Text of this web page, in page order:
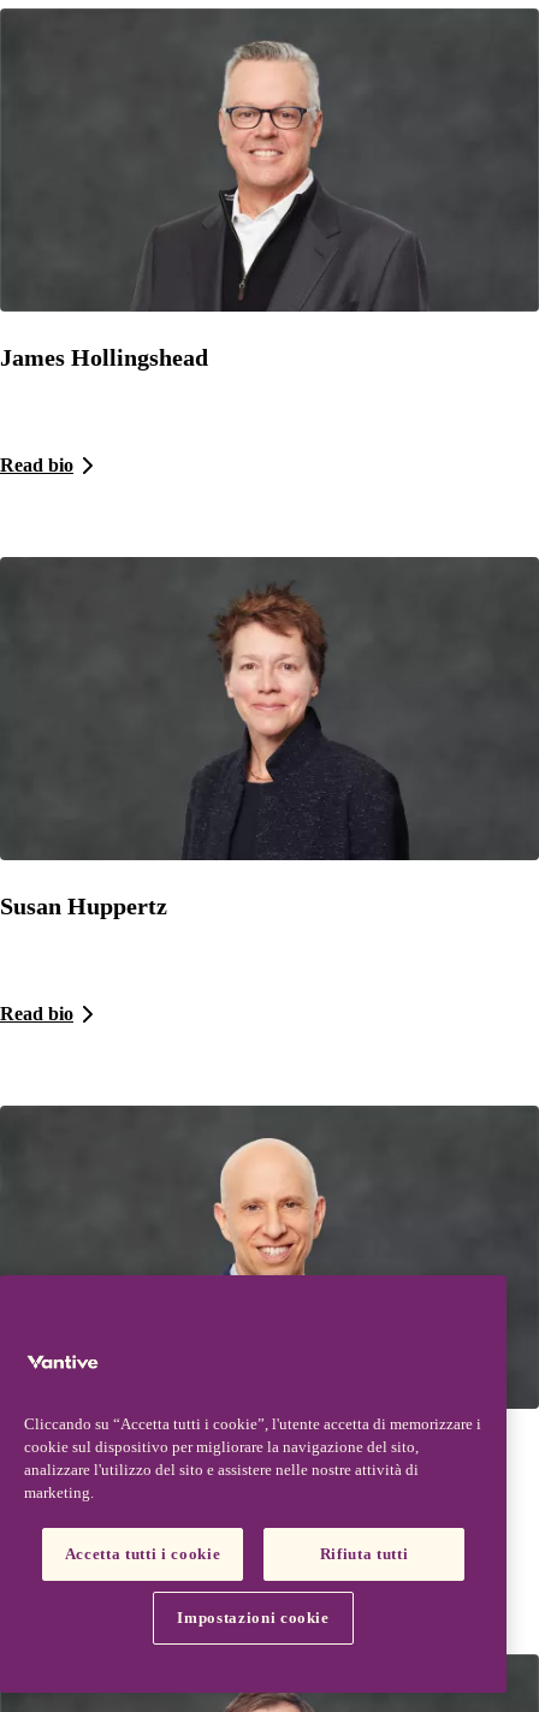
James Hollingshead
Read bio
Susan Huppertz
Read bio
Daniel Raskas
Read bio
Cliccando su “Accetta tutti i cookie”, l'utente accetta di memorizzare i
cookie sul dispositivo per migliorare la navigazione del sito,
analizzare l'utilizzo del sito e assistere nelle nostre attività di
marketing.
Accetta tutti i cookie Rifiuta tutti
Impostazioni cookie